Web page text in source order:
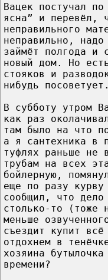
Вацек постучал
ясна” и перевёл,
неправильного
неправильно,
займёт полгода и
новый дом. Но
стояков и
нибудь посоветует.
В субботу утром
как раз
там было на что
а я сантехника в
туфлях раньше не
трубам на всех
бойлерную,
еще по разу
сообщил, что дело
столько-то (тоже
меньше
съездит купит
отдохнем в
хозяина
времени?